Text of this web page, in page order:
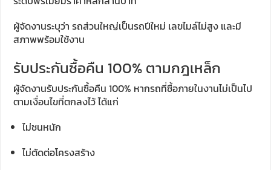
ผู้จัดงานระบุว่า รถส่วนใหญ่เป็นรถปีใหม่ เลขไมล์ไม่สูง และมี
สภาพพร้อมใช้งาน
รับประกันซื้อคืน 100% ตามกฎเหล็ก
ผู้จัดงานรับประกันซื้อคืน 100% หากรถที่ซื้อภายในงานไม่เป็นไป
ตามเงื่อนไขที่ตกลงไว้ ได้แก่
ไม่ชนหนัก
ไม่ตัดต่อโครงสร้าง